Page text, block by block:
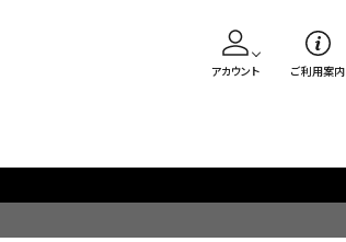
アカウント ご利用案内